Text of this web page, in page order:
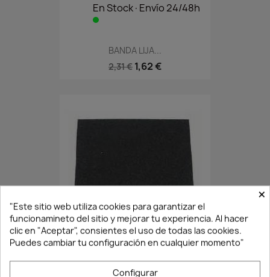
En Stock·Envío 24/48h
BANDA LIJA...
2,31 € 1,62 €
En Stock·Envío 24/48h
ESPONJA ABRASIVA 3055.....
×
"Este sitio web utiliza cookies para garantizar el
funcionamineto del sitio y mejorar tu experiencia. Al hacer
clic en "Aceptar", consientes el uso de todas las cookies.
Puedes cambiar tu configuración en cualquier momento"
Configurar